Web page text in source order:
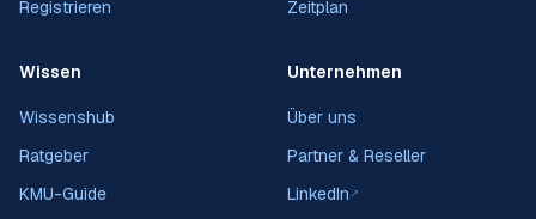
Registrieren
Zeitplan
Wissen
Wissenshub
Ratgeber
KMU-Guide
Unternehmen
Über uns
Partner & Reseller
LinkedIn ↗